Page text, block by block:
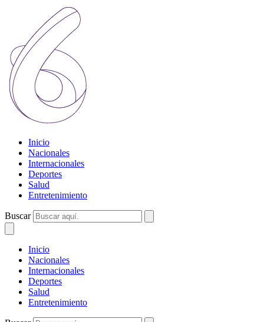
Inicio
Nacionales
Internacionales
Deportes
Salud
Entretenimiento
Buscar
Inicio
Nacionales
Internacionales
Deportes
Salud
Entretenimiento